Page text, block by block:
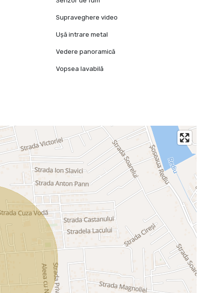
Supraveghere video
Ușă intrare metal
Vedere panoramică
Vopsea lavabilă